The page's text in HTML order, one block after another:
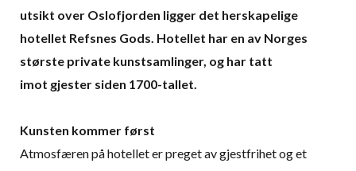
utsikt over Oslofjorden ligger det herskapelige
hotellet Refsnes Gods. Hotellet har en av Norges
største private kunstsamlinger, og har tatt
imot gjester siden 1700-tallet.
Kunsten kommer først
Atmosfæren på hotellet er preget av gjestfrihet og et